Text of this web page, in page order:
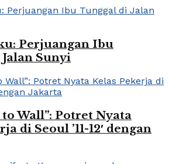
Perjuangan Ibu
Sunyi
Wall”: Potret Nyata
di Seoul ’11-12′ dengan